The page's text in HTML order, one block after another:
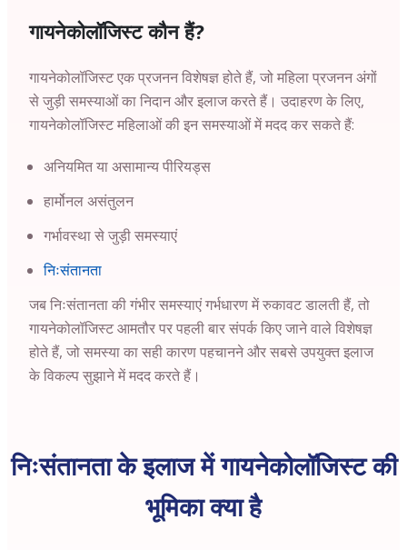
गायनेकोलॉजिस्ट कौन हैं?
गायनेकोलॉजिस्ट एक प्रजनन विशेषज्ञ होते हैं, जो महिला प्रजनन अंगों
से जुड़ी समस्याओं का निदान और इलाज करते हैं। उदाहरण के लिए,
गायनेकोलॉजिस्ट महिलाओं की इन समस्याओं में मदद कर सकते हैं:
अनियमित या असामान्य पीरियड्स
हार्मोनल असंतुलन
गर्भावस्था से जुड़ी समस्याएं
निःसंतानता
जब निःसंतानता की गंभीर समस्याएं गर्भधारण में रुकावट डालती हैं, तो
गायनेकोलॉजिस्ट आमतौर पर पहली बार संपर्क किए जाने वाले विशेषज्ञ
होते हैं, जो समस्या का सही कारण पहचानने और सबसे उपयुक्त इलाज
के विकल्प सुझाने में मदद करते हैं।
निःसंतानता के इलाज में गायनेकोलॉजिस्ट की
भूमिका क्या है